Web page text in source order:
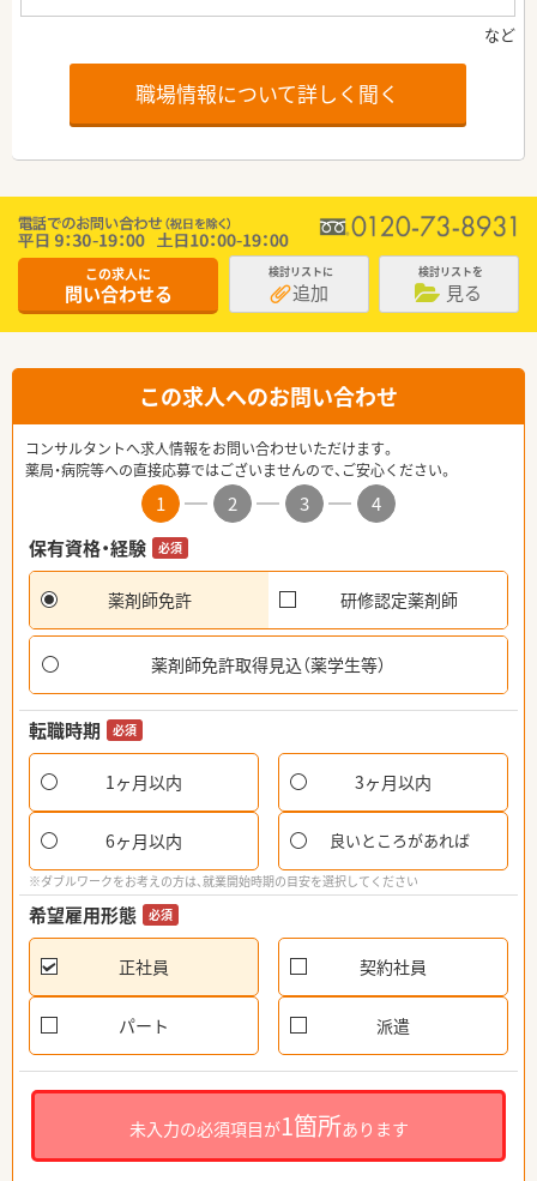
職場情報について詳しく聞く
この求人に
問い合わせる
検討リストに
追加
検討リストを
見る
この求人へのお問い合わせ
コンサルタントへ求人情報をお問い合わせいただけます。
薬局・病院等への直接応募ではございませんので、ご安心ください。
1 2 3
4
保有資格・経験
必須
薬剤師免許 研修認定薬剤師
薬剤師免許取得見込（薬学生等）
転職時期 必須
1ヶ月以内 3ヶ月以内
6ヶ月以内 良いところがあれば
※ダブルワークをお考えの方は、就業開始時期の目安を選択してください
希望雇用形態 必須
正社員 契約社員
パート 派遣
未入力の必須項目が1箇所あります